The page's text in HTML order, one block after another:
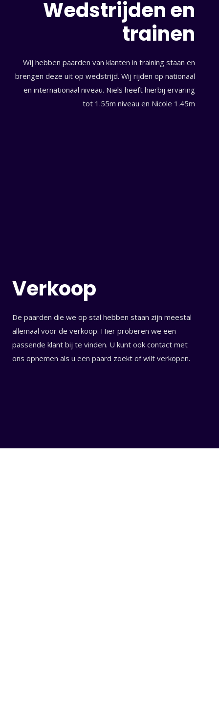
Wedstrijden en
trainen
Wij hebben paarden van klanten in training staan en
brengen deze uit op wedstrijd. Wij rijden op nationaal
en internationaal niveau. Niels heeft hierbij ervaring
tot 1.55m niveau en Nicole 1.45m
Verkoop
De paarden die we op stal hebben staan zijn meestal
allemaal voor de verkoop. Hier proberen we een
passende klant bij te vinden. U kunt ook contact met
ons opnemen als u een paard zoekt of wilt verkopen.
Nicole Mestrom: “Morgen eindelijk terug met
training”
en Annabel Schields snellen naar de winst in